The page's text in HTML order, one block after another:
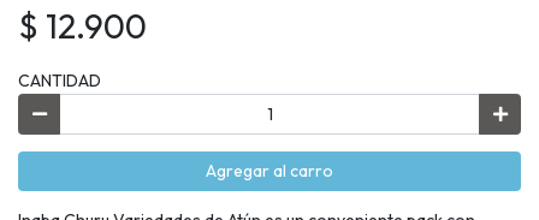
$ 12.900
CANTIDAD
Agregar al carro